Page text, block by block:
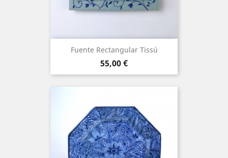
Fuente Rectangular Tissú
Precio
55,00 €